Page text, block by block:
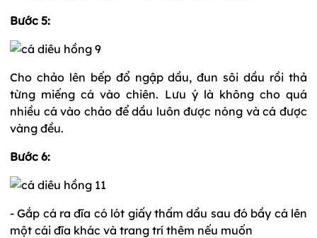
Bước 5:
Cho chảo lên bếp đổ ngập dầu, đun sôi dầu rồi thả
từng miếng cá vào chiên. Lưu ý là không cho quá
nhiều cá vào chảo để dầu luôn được nóng và cá được
vàng đều.
Bước 6:
- Gắp cá ra đĩa có lót giấy thấm dầu sau đó bầy cá lên
một cái đĩa khác và trang trí thêm nếu muốn